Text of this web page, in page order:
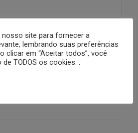
site para fornecer a
lembrando suas preferências
clicar em “Aceitar todos”, você
TODOS os cookies. .